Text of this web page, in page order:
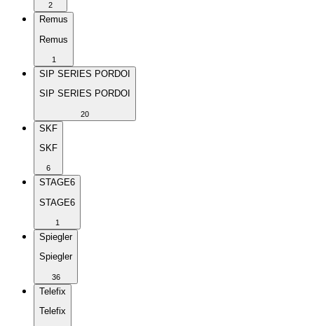
2
Remus
Remus
1
SIP SERIES PORDOI
SIP SERIES PORDOI
20
SKF
SKF
6
STAGE6
STAGE6
1
Spiegler
Spiegler
36
Telefix
Telefix